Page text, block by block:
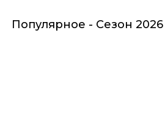
Популярное - Сезон 2026